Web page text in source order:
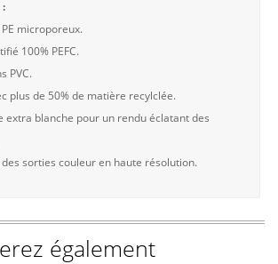
microporeux.
100% PEFC.
PVC.
plus de 50% de matière recylclée.
extra blanche pour un rendu éclatant des
sorties couleur en haute résolution.
également